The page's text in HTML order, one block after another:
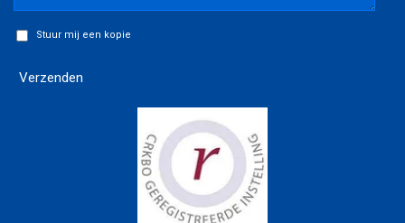
Stuur mij een kopie
Verzenden